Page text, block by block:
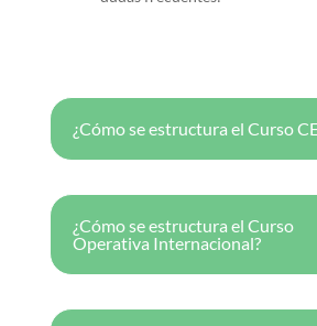
¿Cómo se estructura el Curso
¿Cómo se estructura el Curso
Operativa Internacional?